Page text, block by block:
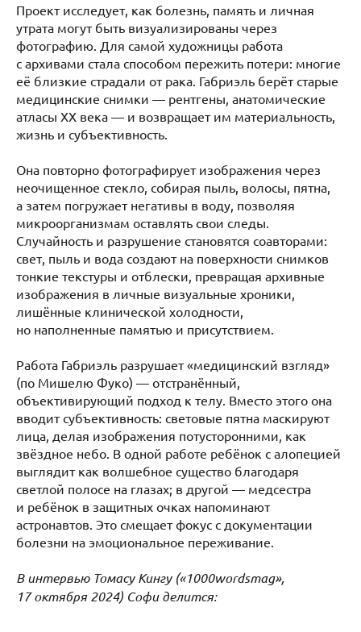
Проект исследует, как болезнь, память и личная
утрата могут быть визуализированы через
фотографию. Для самой художницы работа
с архивами стала способом пережить потери: многие
её близкие страдали от рака. Габриэль берёт старые
медицинские снимки — рентгены, анатомические
атласы XX века — и возвращает им материальность,
жизнь и субъективность.
Она повторно фотографирует изображения через
неочищенное стекло, собирая пыль, волосы, пятна,
а затем погружает негативы в воду, позволяя
микроорганизмам оставлять свои следы.
Случайность и разрушение становятся соавторами:
свет, пыль и вода создают на поверхности снимков
тонкие текстуры и отблески, превращая архивные
изображения в личные визуальные хроники,
лишённые клинической холодности,
но наполненные памятью и присутствием.
Работа Габриэль разрушает «медицинский взгляд»
(по Мишелю Фуко) — отстранённый,
объективирующий подход к телу. Вместо этого она
вводит субъективность: световые пятна маскируют
лица, делая изображения потусторонними, как
звёздное небо. В одной работе ребёнок с алопецией
выглядит как волшебное существо благодаря
светлой полосе на глазах; в другой — медсестра
и ребёнок в защитных очках напоминают
астронавтов. Это смещает фокус с документации
болезни на эмоциональное переживание.
В интервью Томасу Кингу («1000wordsmag»,
17 октября 2024) Софи делится: